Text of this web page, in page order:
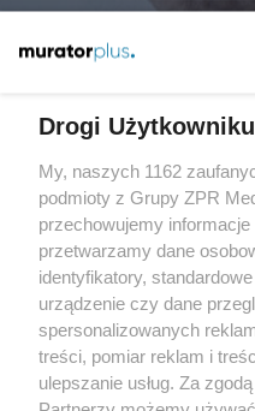
Żaden utwór zamieszczony w
rozpowszechniany lub dalej
(w tym także elektroniczny lub
eksploatacji w jakiejkolwiek
Internecie bez pisemnej zgody
lub wykorzystanie utworów w
prawa, tzn. bez właściwej
może być ścigane prawnie.
Drogi
My, naszych 1162
podmioty z Grupy ZPR
przechowujemy
przetwarzamy dane
identyfikatory,
urządzenie czy dane
spersonalizowanych
treści, pomiar reklam i
ulepszanie usług. Za